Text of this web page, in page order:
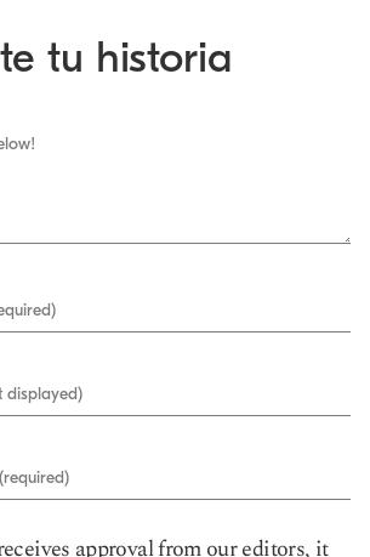
tu historia
displayed)
approval from our editors, it